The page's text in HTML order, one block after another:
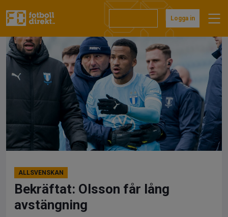
till
Logga in
ALLSVENSKAN
Bekräftat: Olsson får lång
avstängning